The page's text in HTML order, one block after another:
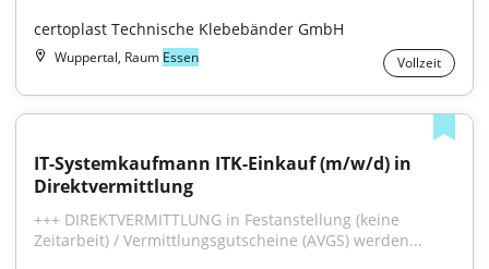
certoplast Technische Klebebänder GmbH
Wuppertal, Raum Essen Vollzeit
IT-Systemkaufmann ITK-Einkauf (m/w/d) in
Direktvermittlung
+++ DIREKTVERMITTLUNG in Festanstellung (keine
Zeitarbeit) / Vermittlungsgutscheine (AVGS) werden...